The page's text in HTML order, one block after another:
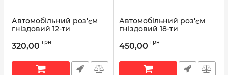
Автомобільний роз'єм
гніздовий 12-ти
MG651965 серії 2,3мм для
проводом
MG651965
320,00 грн
Автомобільний роз'єм
гніздовий 18-ти
MG610062 серії 2,3мм з
Артикул: MG610062
450,00 грн